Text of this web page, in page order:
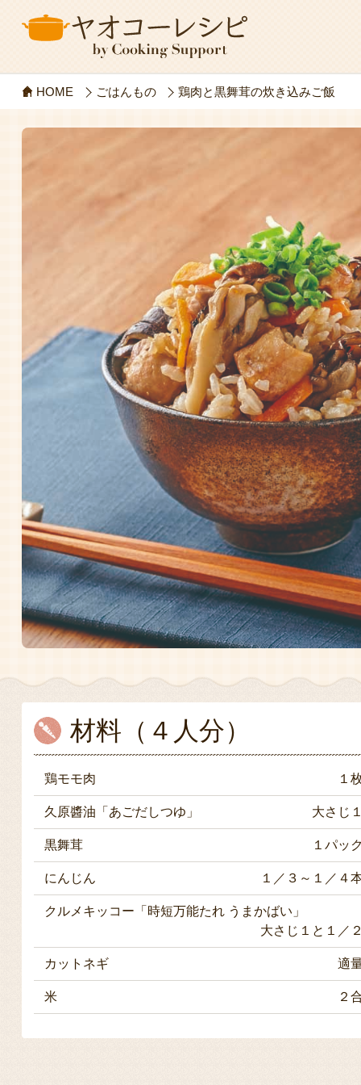
HOME ごはんもの 鶏肉と黒舞茸の炊き込みご飯
材料（４人分）
鶏モモ肉 １
久原醬油「あごだしつゆ」 大さじ
黒舞茸 １パッ
にんじん １／３～１／４
クルメキッコー「時短万能たれ うまかばい」
大さじ１と１／
カットネギ 適
米 ２